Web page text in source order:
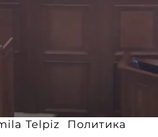
Telpiz Политика